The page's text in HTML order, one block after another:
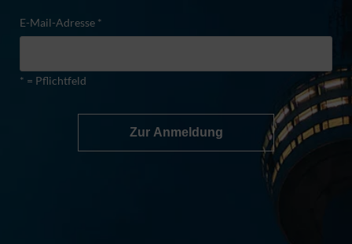
E-Mail-Adresse *
* = Pflichtfeld
Zur Anmeldung